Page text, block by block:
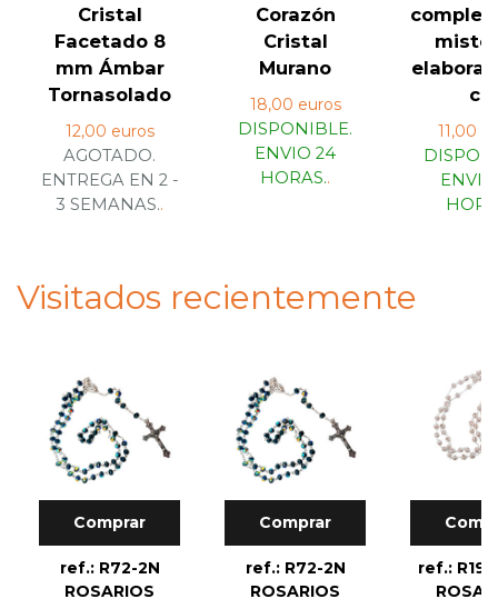
Cristal
Facetado 8
mm Ámbar
Tornasolado
12,00 euros
AGOTADO.
ENTREGA EN 2 -
3 SEMANAS..
Corazón
Cristal
Murano
18,00 euros
DISPONIBLE.
ENVIO 24
HORAS..
c...
11,00
Visitados recientemente
Comprar
ref.: R72-2N
ROSARIOS
Comprar
ref.: R72-2N
ROSARIOS
ref.: